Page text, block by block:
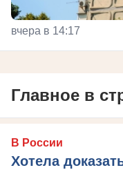
вчера в 14:17
Главное в
В России
Хотела